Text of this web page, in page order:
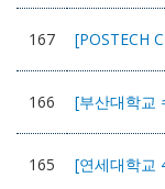
167 [POSTECH
166
165